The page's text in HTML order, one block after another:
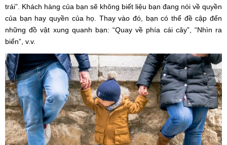
trái”. Khách hàng của bạn sẽ không biết liệu bạn đang nói về quyền
của bạn hay quyền của họ. Thay vào đó, bạn có thể đề cập đến
những đồ vật xung quanh bạn: “Quay về phía cái cây”, “Nhìn ra
biển”, v.v.